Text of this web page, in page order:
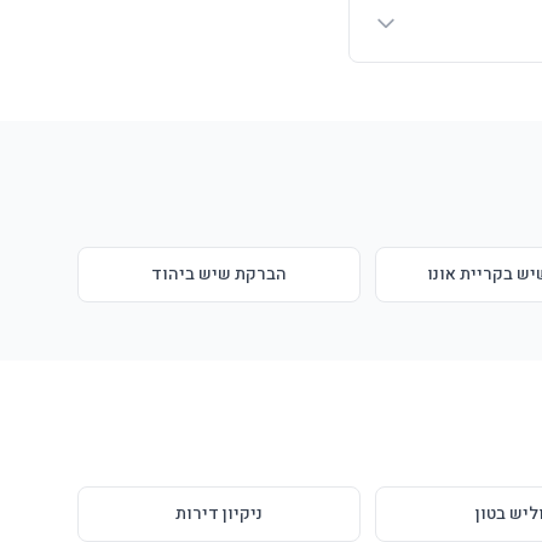
בקריית אונו הברקת שיש ביהוד
בטון ניקיון דירות